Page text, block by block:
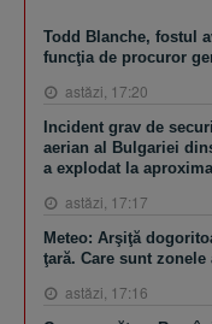
Todd Blanche, fostul
funcţia de procuror
astăzi, 17:20
Incident grav de
aerian al Bulgariei
a explodat la
astăzi, 17:17
Meteo: Arşiţă
ţară. Care sunt zonele
astăzi, 17:16